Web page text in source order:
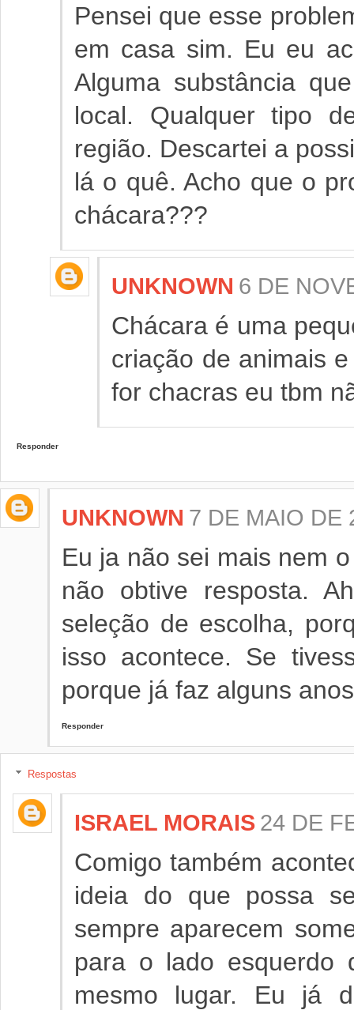
Pensei que esse
em casa sim. Eu eu
Alguma substância
local. Qualquer tipo
região. Descartei a
lá o quê. Acho que o
chácara???
UNKNOWN 6 DE
Chácara é uma
criação de animais
for chacras eu tbm
Responder
UNKNOWN 7 DE MAIO DE
Eu ja não sei mais nem
não obtive resposta.
seleção de escolha,
isso acontece. Se
porque já faz alguns
Responder
Respostas
ISRAEL MORAIS 24 DE
Comigo também
ideia do que possa
sempre aparecem
para o lado esquerdo
mesmo lugar. Eu já